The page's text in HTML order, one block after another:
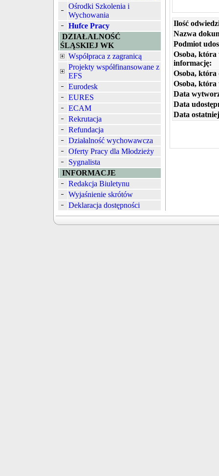
Ośrodki Szkolenia i
Wychowania
Hufce Pracy
DZIAŁALNOŚĆ
ŚLĄSKIEJ WK
Współpraca z zagranicą
Projekty współfinansowane z
EFS
Eurodesk
EURES
ECAM
Rekrutacja
Refundacja
Działalność wychowawcza
Oferty Pracy dla Młodzieży
Sygnalista
INFORMACJE
Redakcja Biuletynu
Wyjaśnienie skrótów
Deklaracja dostępności
Ilość
Nazwa
Podmiot
Osoba, która
informację:
Osoba, która
Osoba, która
Data
Data
Data